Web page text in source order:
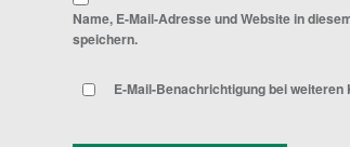
Name, E-Mail-Adresse und Website in
speichern.
E-Mail-Benachrichtigung bei